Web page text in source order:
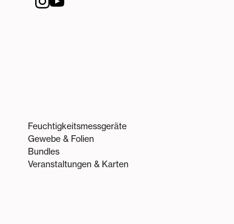
Feuchtigkeitsmessgeräte
Gewebe & Folien
Bundles
Veranstaltungen & Karten